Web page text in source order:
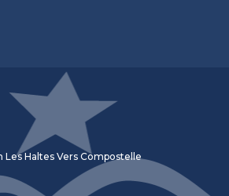
Les Haltes Vers Compostelle